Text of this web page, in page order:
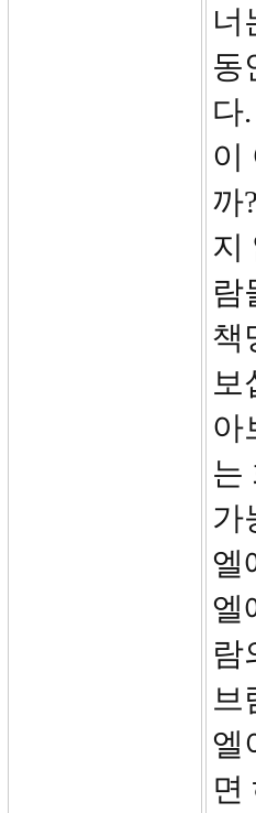
너
동
다
이
까
지
람
책
보
아
는
가
엘
엘
람
브
엘
면